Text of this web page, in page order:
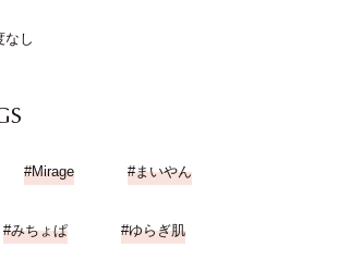
なし
Mirage まいやん
みちょぱ ゆらぎ肌